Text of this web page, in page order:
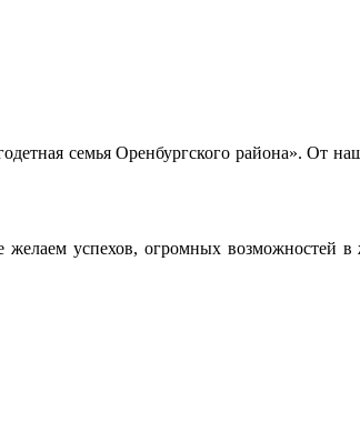
семья Оренбургского района». От
успехов, огромных возможностей